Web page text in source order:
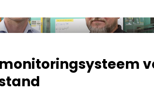
statement